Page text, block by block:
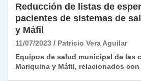
Reducción de listas de
pacientes de sistemas de
y Máfil
11/07/2023
Patricio Vera Aguilar
Equipos de salud municipal de las
Mariquina y Máfil, relacionados